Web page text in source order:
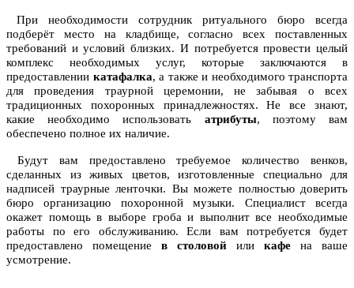
При необходимости сотрудник ритуального бюро всегда
подберёт место на кладбище, согласно всех поставленных
требований и условий близких. И потребуется провести целый
комплекс необходимых услуг, которые заключаются в
предоставлении катафалка, а также и необходимого транспорта
для проведения траурной церемонии, не забывая о всех
традиционных похоронных принадлежностях. Не все знают,
какие необходимо использовать атрибуты, поэтому вам
обеспечено полное их наличие.
Будут вам предоставлено требуемое количество венков,
сделанных из живых цветов, изготовленные специально для
надписей траурные ленточки. Вы можете полностью доверить
бюро организацию похоронной музыки. Специалист всегда
окажет помощь в выборе гроба и выполнит все необходимые
работы по его обслуживанию. Если вам потребуется будет
предоставлено помещение в столовой или кафе на ваше
усмотрение.